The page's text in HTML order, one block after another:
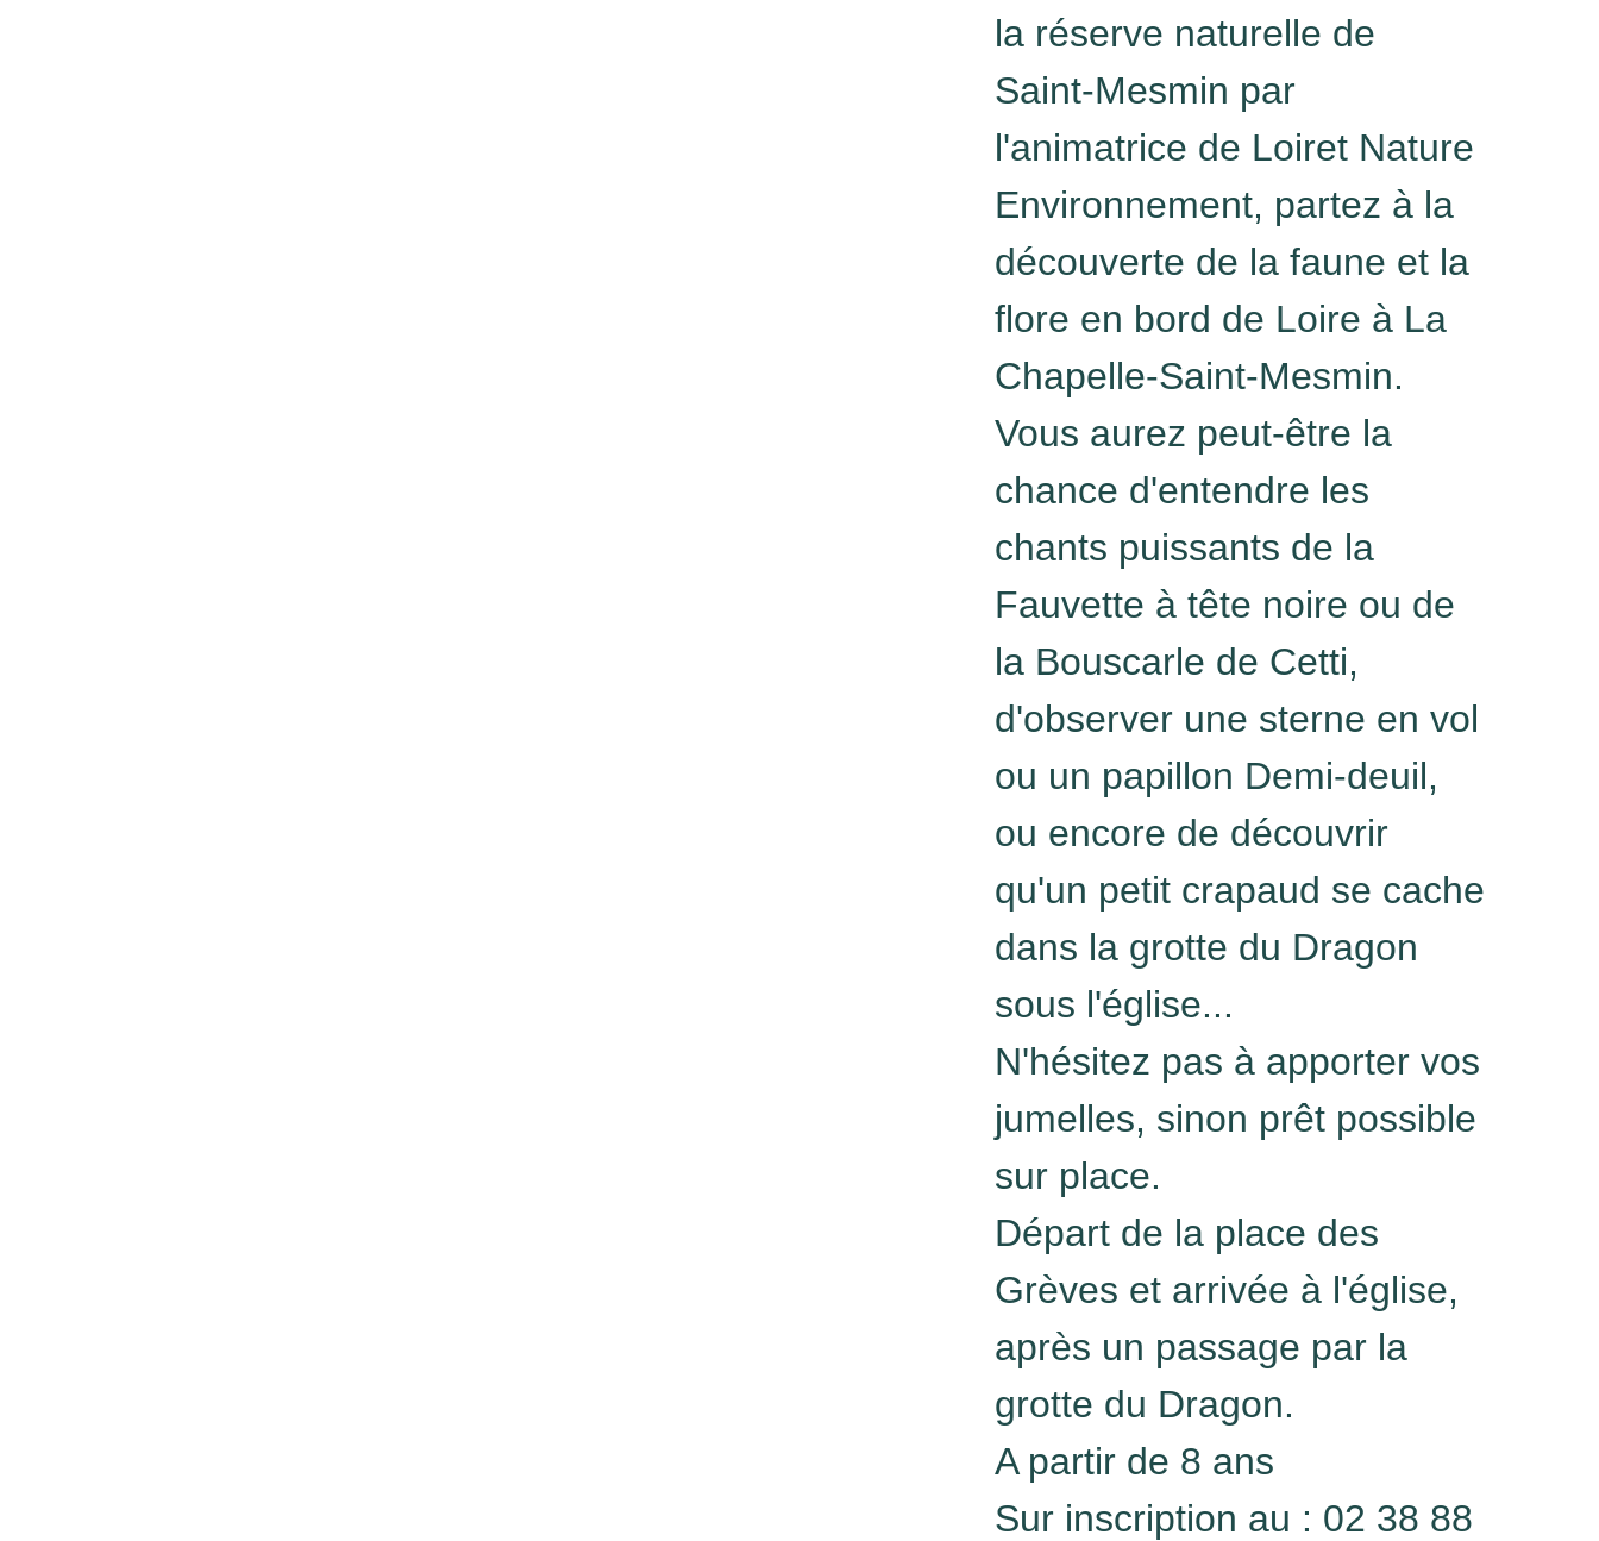
la réserve naturelle de
Saint-Mesmin par
l'animatrice de Loiret Nature
Environnement, partez à la
découverte de la faune et la
flore en bord de Loire à La
Chapelle-Saint-Mesmin.
Vous aurez peut-être la
chance d'entendre les
chants puissants de la
Fauvette à tête noire ou de
la Bouscarle de Cetti,
d'observer une sterne en vol
ou un papillon Demi-deuil,
ou encore de découvrir
qu'un petit crapaud se cache
dans la grotte du Dragon
sous l'église...
N'hésitez pas à apporter vos
jumelles, sinon prêt possible
sur place.
Départ de la place des
Grèves et arrivée à l'église,
après un passage par la
grotte du Dragon.
A partir de 8 ans
Sur inscription au : 02 38 88